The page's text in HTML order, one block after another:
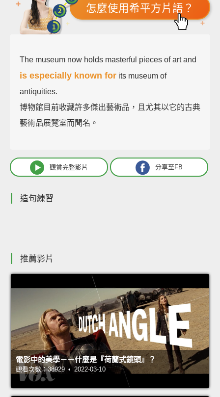
怎麼使用希平方片語？
The museum now holds masterful pieces of art and
is especially known for its museum of
antiquities.
博物館目前收藏許多傑出藝術品，且尤其以它的古典
藝術品展覽室而聞名。
觀賞完整影片 分享至FB
造句練習
推薦影片
電影中的美學－－什麼是『荷蘭式鏡頭』？
觀看次數：38929 • 2022-03-10